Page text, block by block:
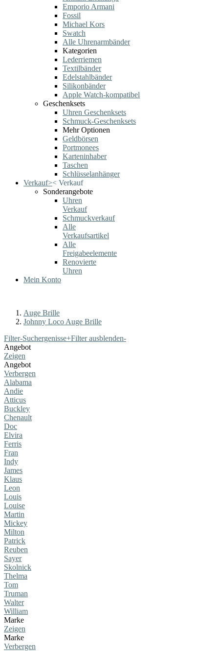
Emporio Armani
Fossil
Michael Kors
Swatch
Alle Uhrenarmbänder
Kategorien
Lederriemen
Textilbänder
Edelstahlbänder
Silikonbänder
Apple Watch-kompatibel
Geschenksets
Uhren Geschenksets
Schmuck-Geschenksets
Mehr Optionen
Geldbörsen
Portmonees
Karteninhaber
Taschen
Schlüsselanhänger
Verkauf>< Verkauf
Sonderangebote
Uhren
Verkauf
Schmuckverkauf
Alle
Verkaufsartikel
Alle
Freigabeelemente
Renovierte
Uhren
Mein Konto
Auge Brille
Johnny Loco Auge Brille
Filter-Suchergenisse+Filter ausblenden-
Angebot
Zeigen
Angebot
Verbergen
Alabama
Andie
Atticus
Buckley
Chenault
Doc
Elvira
Ferris
Fran
Indy
James
Klaus
Leon
Louis
Louise
Martin
Mickey
Milton
Patrick
Reuben
Sayer
Skolnick
Thelma
Tom
Truman
Walter
William
Marke
Zeigen
Marke
Verbergen